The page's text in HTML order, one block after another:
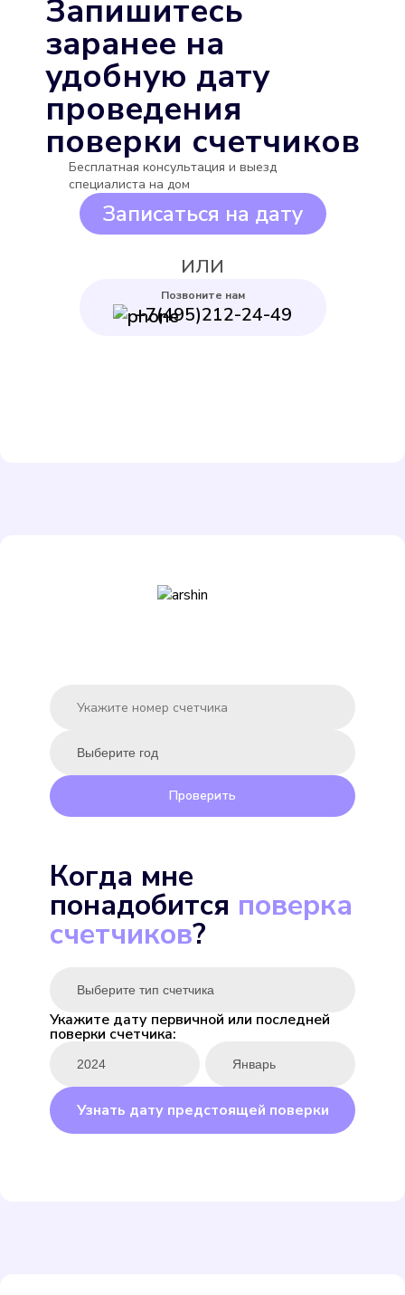
Выбрать
Бетар СГВ-15
Подробнее
Подробнее
Выбрать
ENBRA для горячей
Выбрать
Запишитесь
заранее на
удобную дату
проведения
поверки счетчиков
Бесплатная консультация и выезд
специалиста на дом
Записаться на дату
ИЛИ
Позвоните нам
+7(495)212-24-49
Проверить
Когда мне
понадобится поверка
счетчиков?
Укажите дату первичной или последней
поверки счетчика:
Узнать дату предстоящей поверки